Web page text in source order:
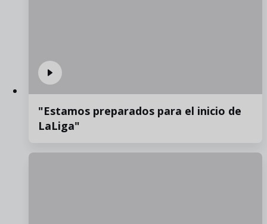
"Estamos preparados para el inicio de
LaLiga"